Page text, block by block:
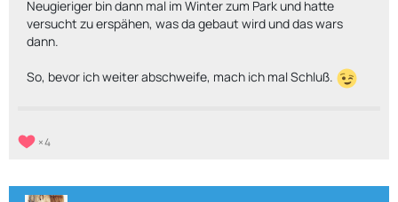
Neugieriger bin dann mal im Winter zum Park und hatte
versucht zu erspähen, was da gebaut wird und das wars
dann.
So, bevor ich weiter abschweife, mach ich mal Schluß.
4